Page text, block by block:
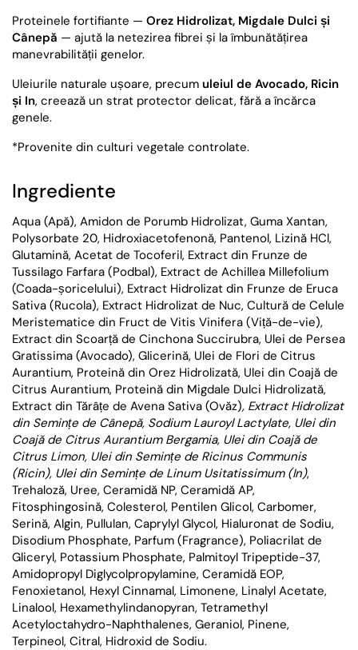
Proteinele fortifiante — Orez Hidrolizat, Migdale Dulci și
Cânepă — ajută la netezirea fibrei și la îmbunătățirea
manevrabilității genelor.
Uleiurile naturale ușoare, precum uleiul de Avocado, Ricin
și In, creează un strat protector delicat, fără a încărca
genele.
*Provenite din culturi vegetale controlate.
Ingrediente
Aqua (Apă), Amidon de Porumb Hidrolizat, Guma Xantan,
Polysorbate 20, Hidroxiacetofenonă, Pantenol, Lizină HCl,
Glutamină, Acetat de Tocoferil, Extract din Frunze de
Tussilago Farfara (Podbal), Extract de Achillea Millefolium
(Coada-șoricelului), Extract Hidrolizat din Frunze de Eruca
Sativa (Rucola), Extract Hidrolizat de Nuc, Cultură de Celule
Meristematice din Fruct de Vitis Vinifera (Viță-de-vie),
Extract din Scoarță de Cinchona Succirubra, Ulei de Persea
Gratissima (Avocado), Glicerină, Ulei de Flori de Citrus
Aurantium, Proteină din Orez Hidrolizată, Ulei din Coajă de
Citrus Aurantium, Proteină din Migdale Dulci Hidrolizată,
Extract din Tărâțe de Avena Sativa (Ovăz), Extract Hidrolizat
din Semințe de Cânepă, Sodium Lauroyl Lactylate, Ulei din
Coajă de Citrus Aurantium Bergamia, Ulei din Coajă de
Citrus Limon, Ulei din Semințe de Ricinus Communis
(Ricin), Ulei din Semințe de Linum Usitatissimum (In),
Trehaloză, Uree, Ceramidă NP, Ceramidă AP,
Fitosphingosină, Colesterol, Pentilen Glicol, Carbomer,
Serină, Algin, Pullulan, Caprylyl Glycol, Hialuronat de Sodiu,
Disodium Phosphate, Parfum (Fragrance), Poliacrilat de
Gliceryl, Potassium Phosphate, Palmitoyl Tripeptide-37,
Amidopropyl Diglycolpropylamine, Ceramidă EOP,
Fenoxietanol, Hexyl Cinnamal, Limonene, Linalyl Acetate,
Linalool, Hexamethylindanopyran, Tetramethyl
Acetyloctahydro-Naphthalenes, Geraniol, Pinene,
Terpineol, Citral, Hidroxid de Sodiu.